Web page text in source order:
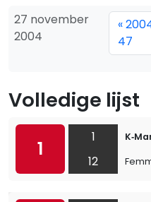
27 november
2004
«
47
Volledige lijst
1
1
12